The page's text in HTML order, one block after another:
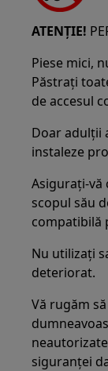
ATENȚIE!
Piese mici,
Păstrați
de accesul
Doar adulții
instaleze
Asigurați-
scopul său
compatibilă
Nu utilizați
deteriorat.
Vă rugăm
siguranței